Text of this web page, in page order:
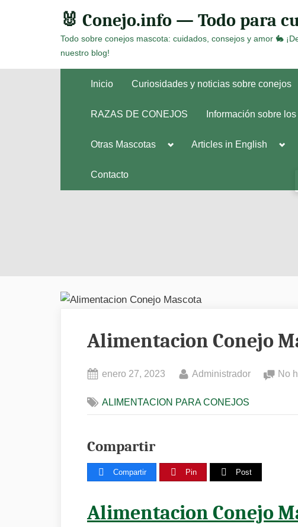
🐰 Conejo.info — Todo para
Todo sobre conejos mascota: cuidados, consejos y amor 🐇
nuestro blog!
Inicio Curiosidades y noticias sobre conejos
RAZAS DE CONEJOS Información sobre
Otras Mascotas
Toggle
Toggle
Articles in English
Contacto
Alimentacion Conejo
Posted
enero 27, 2023 By
Administrador No
ALIMENTACION PARA CONEJOS
Compartir
Compartir Pin Post
Alimentacion Conejo